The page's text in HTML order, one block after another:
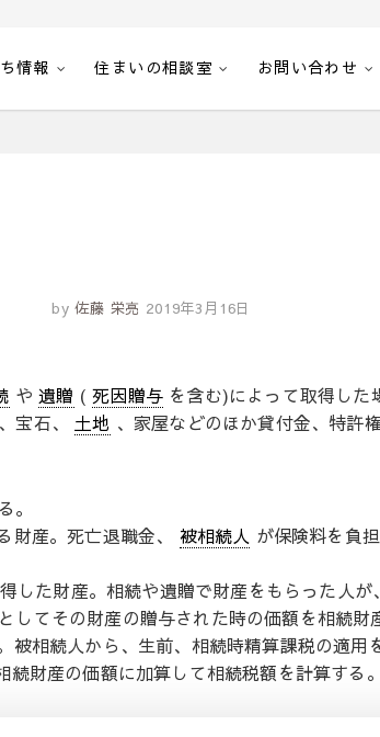
リー21豊川
情報 住まいの相談室 お問い合わせ
by 佐藤 栄亮 2019年3月16日
や遺贈 (死因贈与 を含む)によって取得した
宝石、 土地 、家屋などのほか貸付金、特許
。
財産。死亡退職金、 被相続人 が保険料を負
した財産。相続や遺贈で財産をもらった人
てその財産の贈与された時の価額を相続財
被相続人から、生前、相続時精算課税の適用
財産の価額に加算して相続税額を計算する。